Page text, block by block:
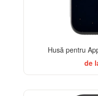
Husă pentru
de